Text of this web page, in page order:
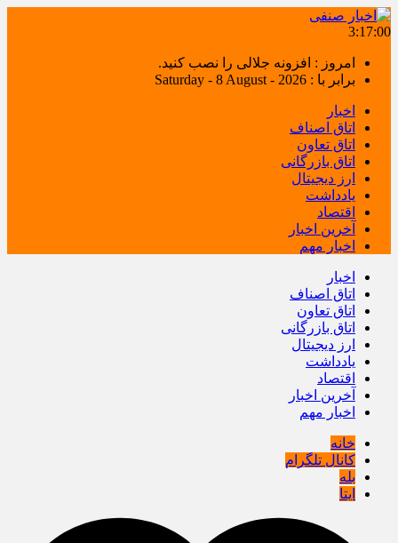
3:17:01
امروز : افزونه جلالی را نصب کنید.
برابر با : Saturday - 8 August - 2026
اخبار
اتاق اصناف
اتاق تعاون
اتاق بازرگانی
ارز دیجیتال
یادداشت
اقتصاد
آخرین اخبار
اخبار مهم
اخبار
اتاق اصناف
اتاق تعاون
اتاق بازرگانی
ارز دیجیتال
یادداشت
اقتصاد
آخرین اخبار
اخبار مهم
خانه
کانال تلگرام
بله
ایتا